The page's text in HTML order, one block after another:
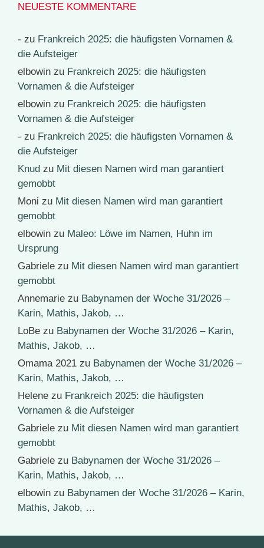
NEUESTE KOMMENTARE
- zu Frankreich 2025: die häufigsten Vornamen &
die Aufsteiger
elbowin zu Frankreich 2025: die häufigsten
Vornamen & die Aufsteiger
elbowin zu Frankreich 2025: die häufigsten
Vornamen & die Aufsteiger
- zu Frankreich 2025: die häufigsten Vornamen &
die Aufsteiger
Knud zu Mit diesen Namen wird man garantiert
gemobbt
Moni zu Mit diesen Namen wird man garantiert
gemobbt
elbowin zu Maleo: Löwe im Namen, Huhn im
Ursprung
Gabriele zu Mit diesen Namen wird man garantiert
gemobbt
Annemarie zu Babynamen der Woche 31/2026 –
Karin, Mathis, Jakob, …
LoBe zu Babynamen der Woche 31/2026 – Karin,
Mathis, Jakob, …
Omama 2021 zu Babynamen der Woche 31/2026 –
Karin, Mathis, Jakob, …
Helene zu Frankreich 2025: die häufigsten
Vornamen & die Aufsteiger
Gabriele zu Mit diesen Namen wird man garantiert
gemobbt
Gabriele zu Babynamen der Woche 31/2026 –
Karin, Mathis, Jakob, …
elbowin zu Babynamen der Woche 31/2026 – Karin,
Mathis, Jakob, …